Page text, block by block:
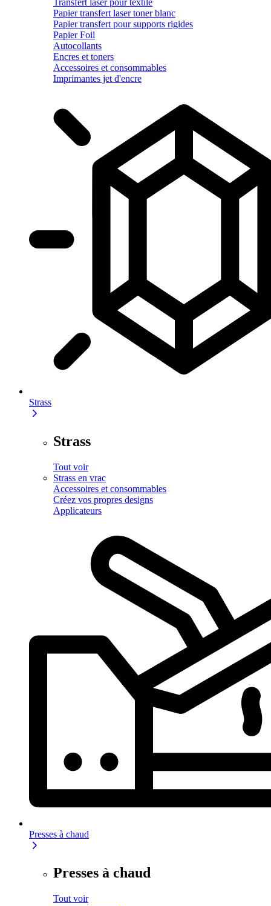
Papier transfert laser toner blanc
Papier transfert pour supports rigides
Papier Foil
Autocollants
Encres et toners
Accessoires et consommables
Imprimantes jet d'encre
Strass
Strass
Tout voir
Strass en vrac
Accessoires et consommables
Créez vos propres designs
Applicateurs
Presses à chaud
Presses à chaud
Tout voir